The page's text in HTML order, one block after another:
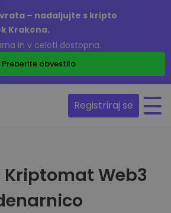
– nadaljujte s kripto
Krakena.
in v celoti dostopna.
Preberite obvestilo
Registriraj se
Kriptomat Web3